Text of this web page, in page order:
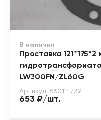
В наличии
Проставка 121*175*2
LW300FN/ZL60G
Артикул: 860114739
653 ₽/шт.